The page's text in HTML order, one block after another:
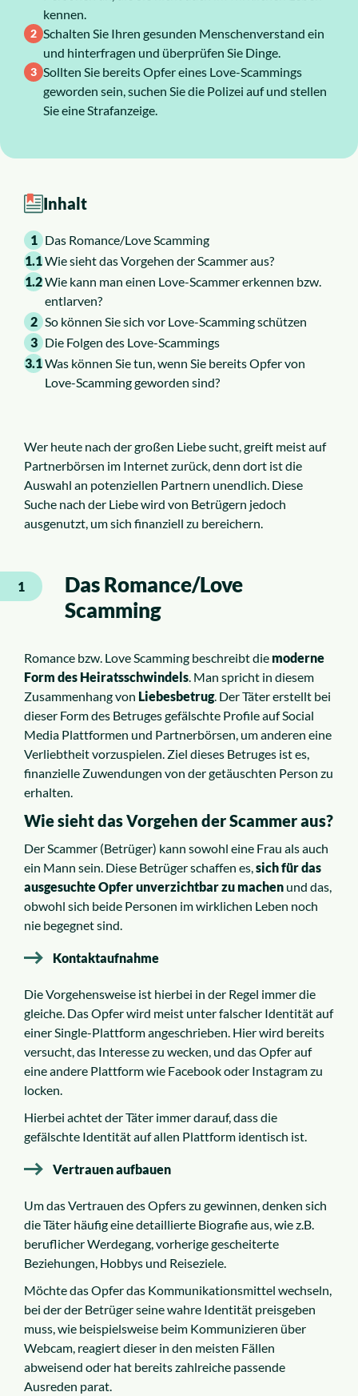
Karriere
kennen.
Schalten Sie Ihren gesunden Menschenverstand ein
und hinterfragen und überprüfen Sie Dinge.
Sollten Sie bereits Opfer eines Love-Scammings
geworden sein, suchen Sie die Polizei auf und stellen
Sie eine Strafanzeige.
Inhalt
1 Das Romance/Love Scamming
1.1Wie sieht das Vorgehen der Scammer aus?
1.2Wie kann man einen Love-Scammer erkennen bzw.
entlarven?
2 So können Sie sich vor Love-Scamming schützen
3 Die Folgen des Love-Scammings
3.1Was können Sie tun, wenn Sie bereits Opfer von
Love-Scamming geworden sind?
Wer heute nach der großen Liebe sucht, greift meist auf
Partnerbörsen im Internet zurück, denn dort ist die
Auswahl an potenziellen Partnern unendlich. Diese
Suche nach der Liebe wird von Betrügern jedoch
ausgenutzt, um sich finanziell zu bereichern.
1
Das Romance/Love
Scamming
Romance bzw. Love Scamming beschreibt die moderne
Form des Heiratsschwindels. Man spricht in diesem
Zusammenhang von Liebesbetrug. Der Täter erstellt bei
dieser Form des Betruges gefälschte Profile auf Social
Media Plattformen und Partnerbörsen, um anderen eine
Verliebtheit vorzuspielen. Ziel dieses Betruges ist es,
finanzielle Zuwendungen von der getäuschten Person zu
erhalten.
Wie sieht das Vorgehen der Scammer aus?
Der Scammer (Betrüger) kann sowohl eine Frau als auch
ein Mann sein. Diese Betrüger schaffen es,sich für das
ausgesuchte Opfer unverzichtbar zu machen und das,
obwohl sich beide Personen im wirklichen Leben noch
nie begegnet sind.
Kontaktaufnahme
Die Vorgehensweise ist hierbei in der Regel immer die
gleiche. Das Opfer wird meist unter falscher Identität auf
einer Single-Plattform angeschrieben. Hier wird bereits
versucht, das Interesse zu wecken, und das Opfer auf
eine andere Plattform wie Facebook oder Instagram zu
locken.
Hierbei achtet der Täter immer darauf, dass die
gefälschte Identität auf allen Plattform identisch ist.
Vertrauen aufbauen
Um das Vertrauen des Opfers zu gewinnen, denken sich
die Täter häufig eine detaillierte Biografie aus, wie z.B.
beruflicher Werdegang, vorherige gescheiterte
Beziehungen, Hobbys und Reiseziele.
Möchte das Opfer das Kommunikationsmittel wechseln,
bei der der Betrüger seine wahre Identität preisgeben
muss, wie beispielsweise beim Kommunizieren über
Webcam, reagiert dieser in den meisten Fällen
abweisend oder hat bereits zahlreiche passende
Ausreden parat.